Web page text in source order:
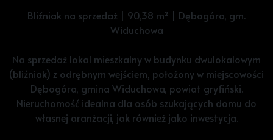
Bliźniak na sprzedaż | 90,38 m² | Dębogóra, gm.
Widuchowa
Na sprzedaż lokal mieszkalny w budynku dwulokalowym
(bliźniak) z odrębnym wejściem, położony w miejscowości
Dębogóra, gmina Widuchowa, powiat gryfiński.
Nieruchomość idealna dla osób szukających domu do
własnej aranżacji, jak również jako inwestycja.